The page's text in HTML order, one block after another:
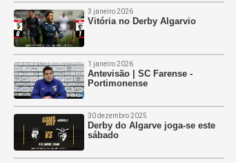
3 janeiro 2026
Vitória no Derby Algarvio
1 janeiro 2026
Antevisão | SC Farense -
Portimonense
30 dezembro 2025
Derby do Algarve joga-se este
sábado